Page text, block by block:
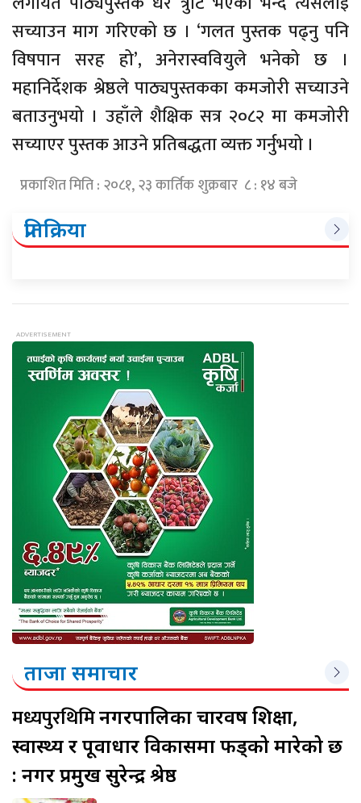
सच्याउन माग गरिएको छ । ‘गलत पुस्तक पढ्नु पनि
विषपान सरह हो’, अनेरास्ववियुले भनेको छ ।
महानिर्देशक श्रेष्ठले पाठ्यपुस्तकका कमजोरी सच्याउने
बताउनुभयो । उहाँले शैक्षिक सत्र २०८२ मा कमजोरी
सच्याएर पुस्तक आउने प्रतिबद्धता व्यक्त गर्नुभयो ।
प्रकाशित मिति : २०८१, २३ कार्तिक शुक्रबार ८ : १४ बजे
प्रतिक्रिया
ताजा समाचार
मध्यपुरथिमिनगरपालिका चारवर्ष शिक्षा,
स्वास्थ्य र पूर्वाधार विकासमा फड्को मारेको छ
: नगर प्रमुख सुरेन्द्र श्रेष्ठ